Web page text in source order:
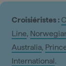
Croisiéristes :
Line,
Australia,
International.